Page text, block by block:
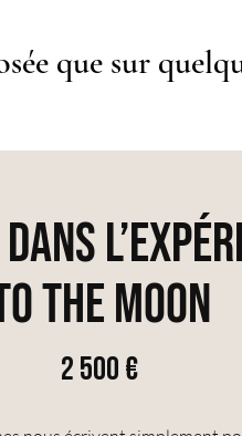
que sur
the moon
2 500 €